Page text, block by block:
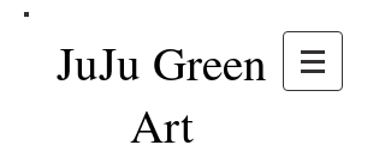
JuJu Green
Art